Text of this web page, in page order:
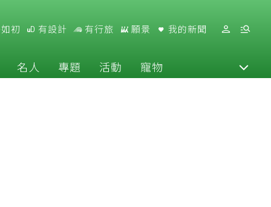
初 有設計 有行旅 願景 我的新聞
名人 專題 活動 寵物